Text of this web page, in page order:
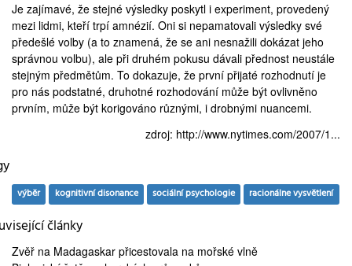
Je zajímavé, že stejné výsledky poskytl i experiment, provedený
mezi lidmi, kteří trpí amnézií. Oni si nepamatovali výsledky své
předešlé volby (a to znamená, že se ani nesnažili dokázat jeho
správnou volbu), ale při druhém pokusu dávali přednost neustále
stejným předmětům. To dokazuje, že první přijaté rozhodnutí je
pro nás podstatné, druhotné rozhodování může být ovlivněno
prvním, může být korigováno různými, i drobnými nuancemi.
zdroj: http://www.nytimes.com/2007/1...
výběr kognitivní disonance sociální psychologie racionálne vysvětlení
články
Zvěř na Madagaskar přicestovala na mořské vlně